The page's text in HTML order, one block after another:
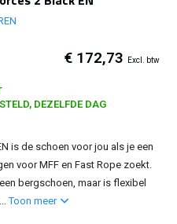
€ 172,73 Excl. btw
DEZELFDE DAG
is de schoen voor jou als je een
voor MFF en Fast Rope zoekt.
bergschoen, maar is flexibel
Toon meer